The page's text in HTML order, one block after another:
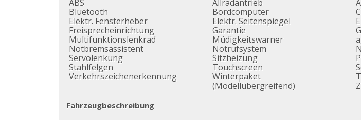
ABS
Bluetooth
Elektr. Fensterheber
Freisprecheinrichtung
Multifunktionslenkrad
Notbremsassistent
Servolenkung
Stahlfelgen
Verkehrszeichenerkennung
Allradantrieb
Bordcomputer
Elektr. Seitenspiegel
Garantie
Müdigkeitswarner
Notrufsystem
Sitzheizung
Touchscreen
Winterpaket
(Modellübergreifend)
Fahrzeugbeschreibung